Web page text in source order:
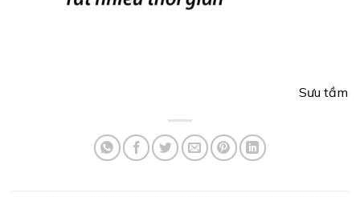
Sưu tầm